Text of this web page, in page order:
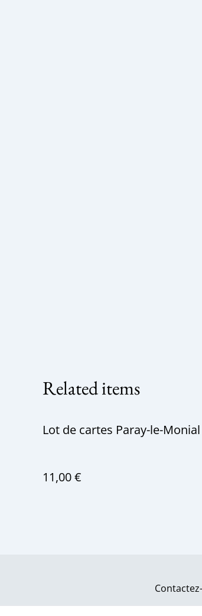
Related items
Lot de cartes Paray-le-Monial
11,00 €